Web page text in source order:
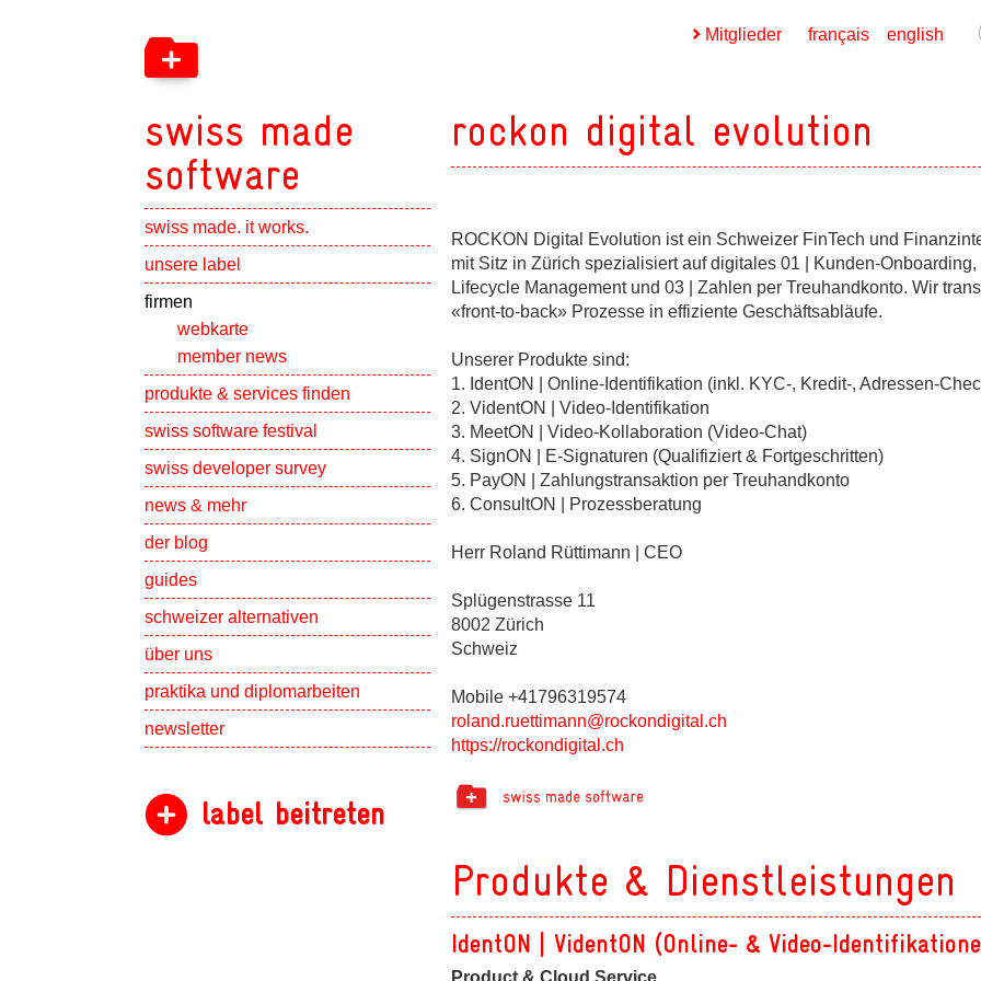
swiss made
software
swiss made. it works.
unsere label
Show subpages
firmen Show subpages
webkarte
member news
produkte & services finden
Show subpages
swiss software festival
swiss developer survey
Show subpages
news & mehr Show subpages
der blog
guides
schweizer alternativen
über uns
Show subpages
praktika und diplomarbeiten Show subpages
newsletter
label beitreten
english
français
Mitglieder
rockon digital evolution
ROCKON Digital Evolution ist ein Schweizer FinTech und
mit Sitz in Zürich spezialisiert auf digitales 01 | Kunden-Onboarding,
Lifecycle Management und 03 | Zahlen per Treuhandkonto. Wir
«front-to-back» Prozesse in effiziente Geschäftsabläufe.
Unserer Produkte sind:
1. IdentON | Online-Identifikation (inkl. KYC-, Kredit-, Adressen-
2. VidentON | Video-Identifikation
3. MeetON | Video-Kollaboration (Video-Chat)
4. SignON | E-Signaturen (Qualifiziert & Fortgeschritten)
5. PayON | Zahlungstransaktion per Treuhandkonto
6. ConsultON | Prozessberatung
Herr Roland Rüttimann | CEO
Splügenstrasse 11
8002 Zürich
Schweiz
Mobile +41796319574
roland.ruettimann@rockondigital.ch
https://rockondigital.ch
Produkte & Dienstleistungen
IdentON | VidentON (Online- & Video-